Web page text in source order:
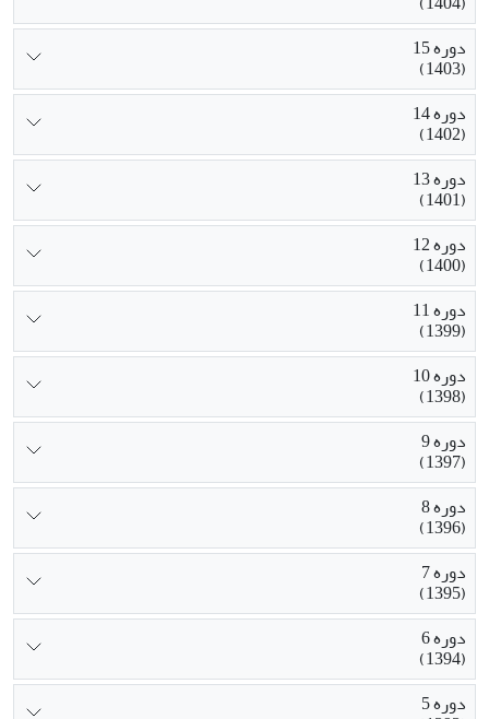
دوره 15
(1403)
دوره 14
(1402)
دوره 13
(1401)
دوره 12
(1400)
دوره 11
(1399)
دوره 10
(1398)
دوره 9
(1397)
دوره 8
(1396)
دوره 7
(1395)
دوره 6
(1394)
دوره 5